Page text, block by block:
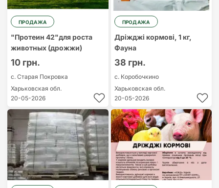
ПРОДАЖА
"Протеин 42"для роста
животных (дрожжи)
10 грн.
с. Старая Покровка
Харьковская обл.
20-05-2026
ПРОДАЖА
Дріжджі кормові, 1 кг,
Фауна
38 грн.
с. Коробочкино
Харьковская обл.
20-05-2026